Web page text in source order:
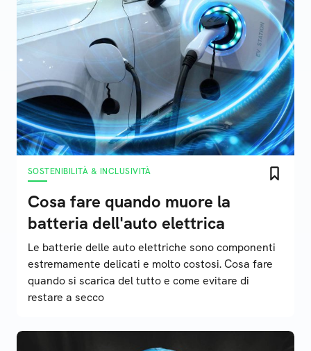
SOSTENIBILITÀ & INCLUSIVITÀ
Cosa fare quando muore la
batteria dell'auto elettrica
Le batterie delle auto elettriche sono componenti
estremamente delicati e molto costosi. Cosa fare
quando si scarica del tutto e come evitare di
restare a secco